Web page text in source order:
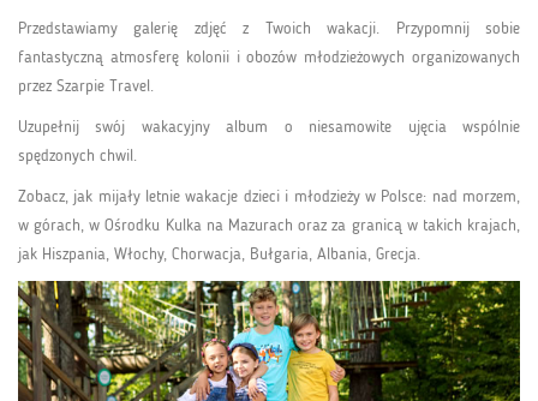
Przedstawiamy galerię zdjęć z Twoich wakacji. Przypomnij sobie
fantastyczną atmosferę kolonii i obozów młodzieżowych organizowanych
przez Szarpie Travel.
Uzupełnij swój wakacyjny album o niesamowite ujęcia wspólnie
spędzonych chwil.
Zobacz, jak mijały letnie wakacje dzieci i młodzieży w Polsce: nad morzem,
w górach, w Ośrodku Kulka na Mazurach oraz za granicą w takich krajach,
jak Hiszpania, Włochy, Chorwacja, Bułgaria, Albania, Grecja.